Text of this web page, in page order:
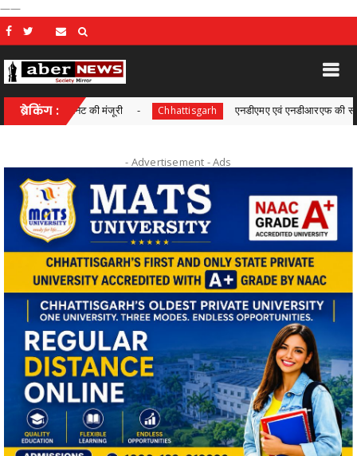
——
ब्रेकिंग :
की मंजूरी Chhattisgarh एनडीएमए एवं एनडीआरएफ की संयुक्त बैठक
- Advertisement -Ads